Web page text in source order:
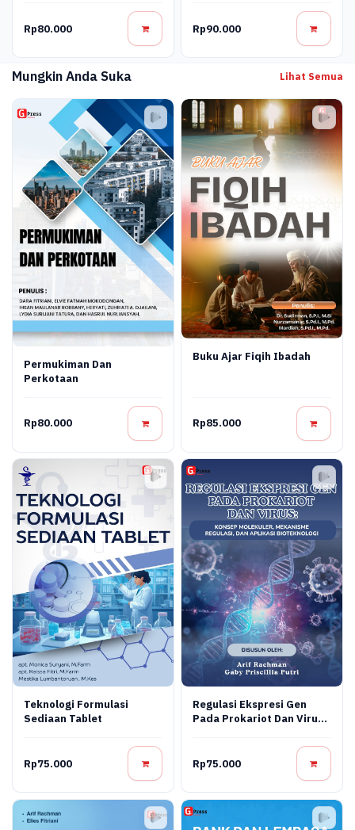
Rp80.000 Rp90.000
Mungkin Anda Suka Lihat Semua
Permukiman Dan
Perkotaan
Rp80.000
Buku Ajar Fiqih Ibadah
Rp85.000
Teknologi Formulasi
Sediaan Tablet
Rp75.000
Regulasi Ekspresi Gen
Pada Prokariot Dan Virus:
Mekanisme Regulasi, Dan
Aplikasi Bioteknologi
Rp75.000